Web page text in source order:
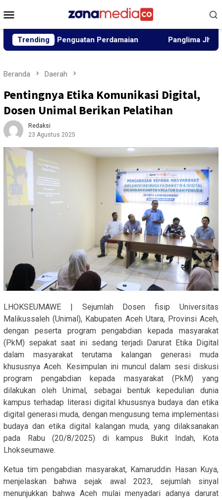
ke
Mobile
Trending
Penguatan Perdamaian Panglima Jhony Tunjuk
Beranda Daerah
Pentingnya Etika Komunikasi Digital,
Dosen Unimal Berikan Pelatihan
Redaksi
23 Agustus 2025
LHOKSEUMAWE | Sejumlah Dosen fisip Universitas
Malikussaleh (Unimal), Kabupaten Aceh Utara, Provinsi Aceh,
dengan peserta program pengabdian kepada masyarakat
(PkM) sepakat saat ini sedang terjadi Darurat Etika Digital
dalam masyarakat terutama kalangan generasi muda
khususnya Aceh. Kesimpulan ini muncul dalam sesi diskusi
program pengabdian kepada masyarakat (PkM) yang
dilakukan oleh Unimal, sebagai bentuk kepedulian dunia
kampus terhadap literasi digital khususnya budaya dan etika
digital generasi muda, dengan mengusung tema implementasi
budaya dan etika digital kalangan muda, yang dilaksanakan
pada Rabu (20/8/2025) di kampus Bukit Indah, Kota
Lhokseumawe.
Ketua tim pengabdian masyarakat, Kamaruddin Hasan Kuya,
menjelaskan bahwa sejak awal 2023, sejumlah sinyal
menunjukkan bahwa Aceh mulai menyadari adanya darurat